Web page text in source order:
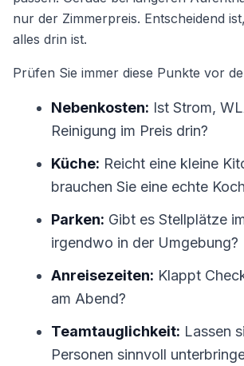
nur der Zimmerpreis. Entscheidend
alles drin ist.
Prüfen Sie immer diese Punkte vor
Nebenkosten: Ist Strom,
Reinigung im Preis drin?
Küche: Reicht eine kleine
brauchen Sie eine echte
Parken: Gibt es Stellplätze
irgendwo in der Umgebung?
Anreisezeiten: Klappt
am Abend?
Teamtauglichkeit: Lassen
Personen sinnvoll